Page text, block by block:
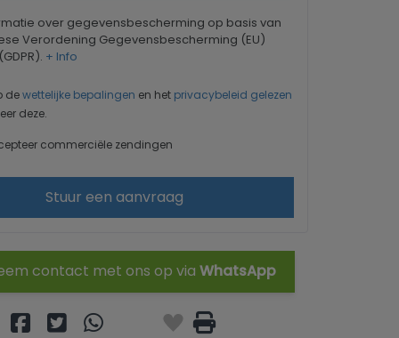
over gegevensbescherming op basis van
Verordening Gegevensbescherming (EU)
+ Info
dewettelijke bepalingen en het privacybeleid gelezen
deze.
commerciële zendingen
Stuur een aanvraag
contact met ons op via WhatsApp